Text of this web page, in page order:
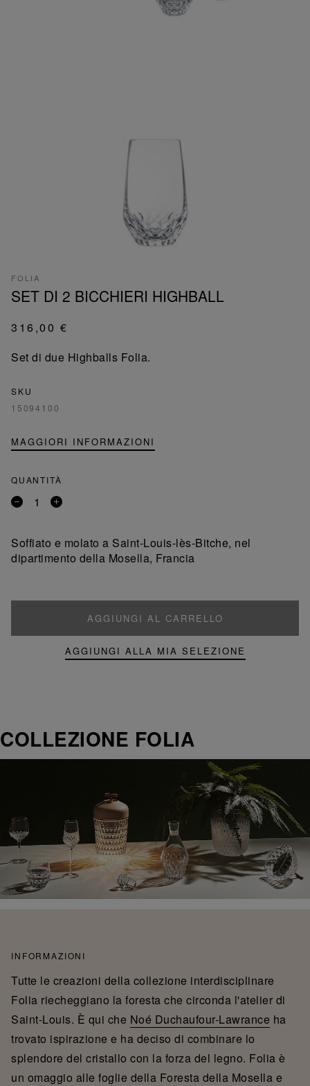
FOLIA
SET DI 2 BICCHIERI HIGHBALL
316,00 €
Set di due Highballs Folia.
SKU
15094100
MAGGIORI INFORMAZIONI
QUANTITÀ
Rimuovi
Aggiungi
Soffiato e molato a Saint-Louis-lès-Bitche, nel
dipartimento della Mosella, Francia
AGGIUNGI AL CARRELLO
AGGIUNGI ALLA MIA SELEZIONE
COLLEZIONE FOLIA
INFORMAZIONI
Tutte le creazioni della collezione interdisciplinare
Folia riecheggiano la foresta che circonda l'atelier di
Saint-Louis. È qui che Noé Duchaufour-Lawrance ha
trovato ispirazione e ha deciso di combinare lo
splendore del cristallo con la forza del legno. Folia è
un omaggio alle foglie della Foresta della Mosella e